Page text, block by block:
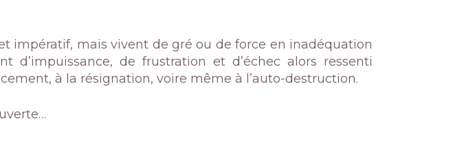
impératif, mais vivent de gré ou de force en inadéquation
d’impuissance, de frustration et d’échec alors ressenti
à la résignation, voire même à l’auto-destruction.